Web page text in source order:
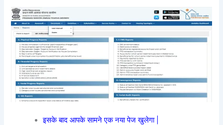
इसके बाद आपके सामने एक नया पेज खुलेगा |